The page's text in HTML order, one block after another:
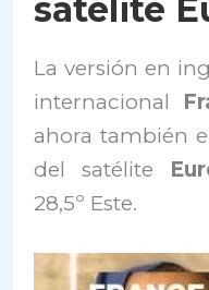
satélite
La versión en
internacional
ahora también
del satélite
28,5º Este.